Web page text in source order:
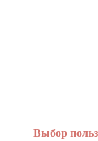
Выбор